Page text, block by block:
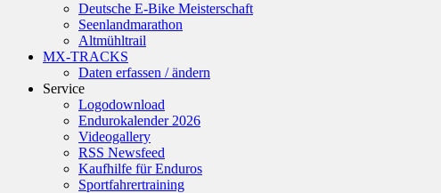
Deutsche E-Bike Meisterschaft
Seenlandmarathon
Altmühltrail
MX-TRACKS
Daten erfassen / ändern
Service
Logodownload
Endurokalender 2026
Videogallery
RSS Newsfeed
Kaufhilfe für Enduros
Sportfahrertraining